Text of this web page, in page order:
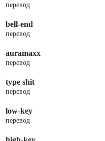
перевод
bell-end
перевод
auramaxx
перевод
type shit
перевод
low-key
перевод